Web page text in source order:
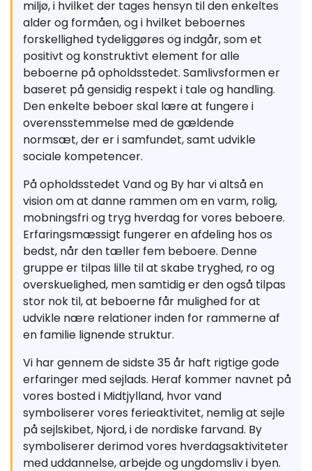
miljø, i hvilket der tages hensyn til den enkeltes
alder og formåen, og i hvilket beboernes
forskellighed tydeliggøres og indgår, som et
positivt og konstruktivt element for alle
beboerne på opholdsstedet. Samlivsformen er
baseret på gensidig respekt i tale og handling.
Den enkelte beboer skal lære at fungere i
overensstemmelse med de gældende
normsæt, der er i samfundet, samt udvikle
sociale kompetencer.
På opholdsstedet Vand og By har vi altså en
vision om at danne rammen om en varm, rolig,
mobningsfri og tryg hverdag for vores beboere.
Erfaringsmæssigt fungerer en afdeling hos os
bedst, når den tæller fem beboere. Denne
gruppe er tilpas lille til at skabe tryghed, ro og
overskuelighed, men samtidig er den også tilpas
stor nok til, at beboerne får mulighed for at
udvikle nære relationer inden for rammerne af
en familie lignende struktur.
Vi har gennem de sidste 35 år haft rigtige gode
erfaringer med sejlads. Heraf kommer navnet på
vores bosted i Midtjylland, hvor vand
symboliserer vores ferieaktivitet, nemlig at sejle
på sejlskibet, Njord, i de nordiske farvand. By
symboliserer derimod vores hverdagsaktiviteter
med uddannelse, arbejde og ungdomsliv i byen.